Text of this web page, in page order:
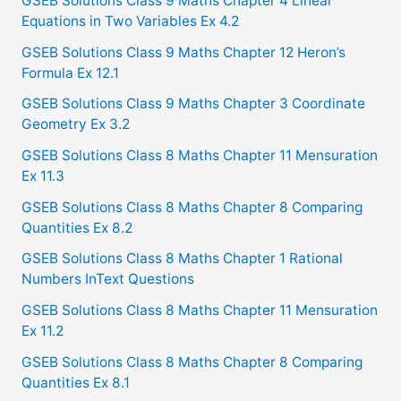
h
f
o
r
Equations in Two Variables Ex 4.2
GSEB Solutions Class 9 Maths Chapter 12 Heron’s
Formula Ex 12.1
GSEB Solutions Class 9 Maths Chapter 3 Coordinate
Geometry Ex 3.2
GSEB Solutions Class 8 Maths Chapter 11 Mensuration
Ex 11.3
GSEB Solutions Class 8 Maths Chapter 8 Comparing
Quantities Ex 8.2
GSEB Solutions Class 8 Maths Chapter 1 Rational
Numbers InText Questions
GSEB Solutions Class 8 Maths Chapter 11 Mensuration
Ex 11.2
GSEB Solutions Class 8 Maths Chapter 8 Comparing
Quantities Ex 8.1